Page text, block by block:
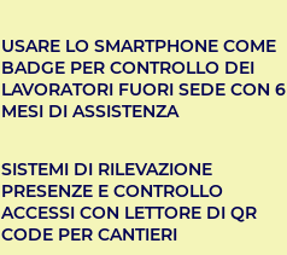
USARE LO SMARTPHONE COME
BADGE PER CONTROLLO DEI
LAVORATORI FUORI SEDE CON 6
MESI DI ASSISTENZA
SISTEMI DI RILEVAZIONE
PRESENZE E CONTROLLO
ACCESSI CON LETTORE DI QR
CODE PER CANTIERI